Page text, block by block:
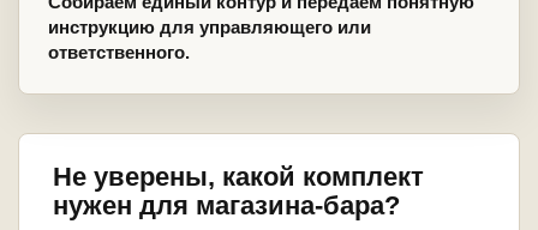
инструкцию для управляющего или
ответственного.
Не уверены, какой комплект
нужен для магазина-бара?